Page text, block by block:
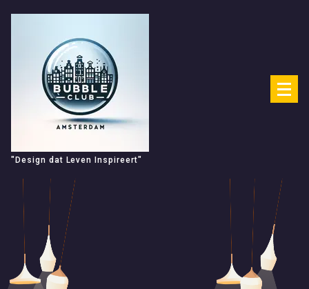
"Design dat Leven Inspireert"